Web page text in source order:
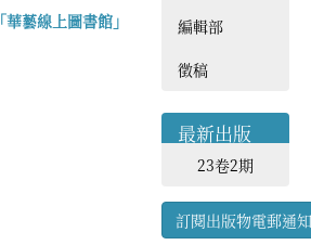
「華藝線上圖書館」
編輯部
徵稿
最新出版
23卷2期
訂閱出版物電郵通